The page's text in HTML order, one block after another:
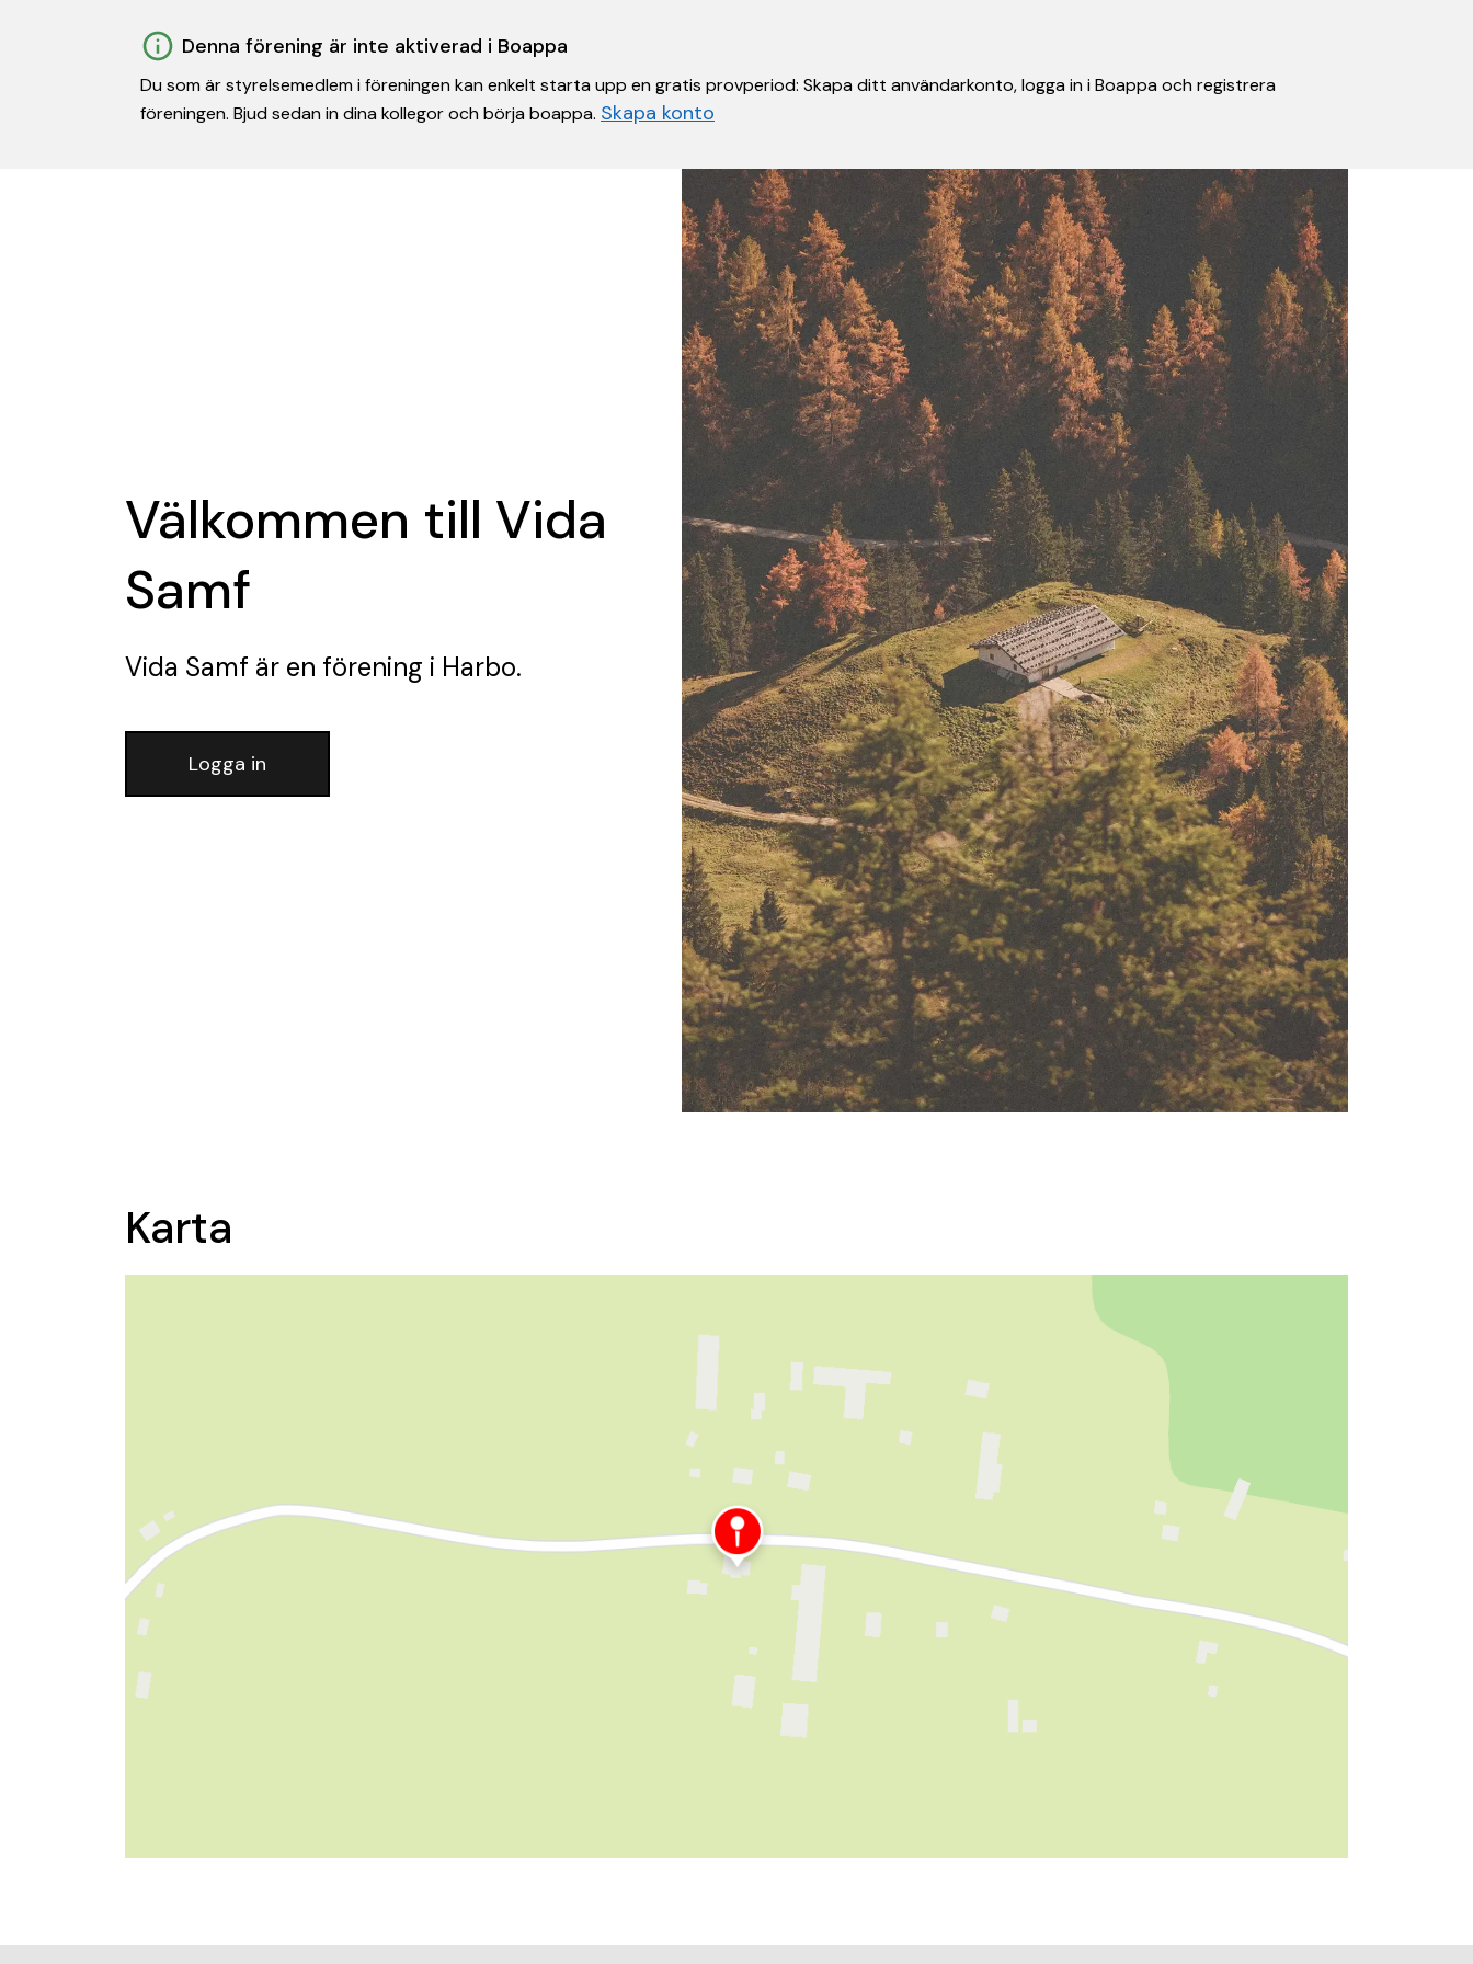
Denna förening är inte aktiverad i Boappa
Du som är styrelsemedlem i föreningen kan enkelt starta upp en gratis provperiod: Skapa ditt användarkonto, logga in i Boappa och registrera
föreningen. Bjud sedan in dina kollegor och börja boappa. Skapa konto
Välkommen till Vida
Samf
Vida Samf är en förening i Harbo.
Logga in
Karta